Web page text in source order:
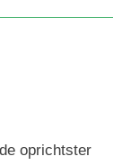
oprichtster